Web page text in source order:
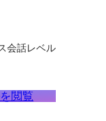
会話レベル
閲覧